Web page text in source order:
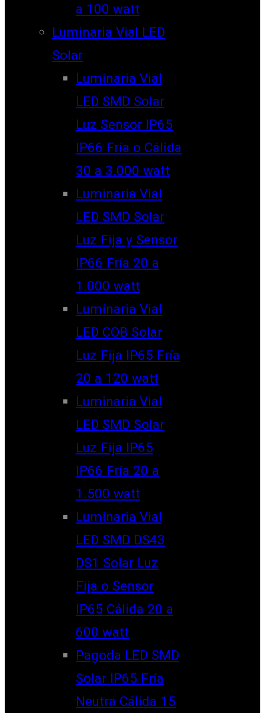
a 100 watt
Luminaria Vial LED
Solar
Luminaria Vial
LED SMD Solar
Luz Sensor IP65
IP66 Fría o Cálida
30 a 3.000 watt
Luminaria Vial
LED SMD Solar
Luz Fija y Sensor
IP66 Fría 20 a
1.000 watt
Luminaria Vial
LED COB Solar
Luz Fija IP65 Fría
20 a 120 watt
Luminaria Vial
LED SMD Solar
Luz Fija IP65
IP66 Fría 20 a
1.500 watt
Luminaria Vial
LED SMD DS43
DS1 Solar Luz
Fija o Sensor
IP65 Cálida 20 a
600 watt
Pagoda LED SMD
Solar IP65 Fría
Neutra Cálida 15